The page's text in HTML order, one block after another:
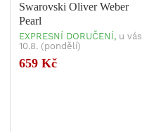
Swarovski Oliver Weber
Pearl
EXPRESNÍ DORUČENÍ, u vás
10.8. (pondělí)
659 Kč